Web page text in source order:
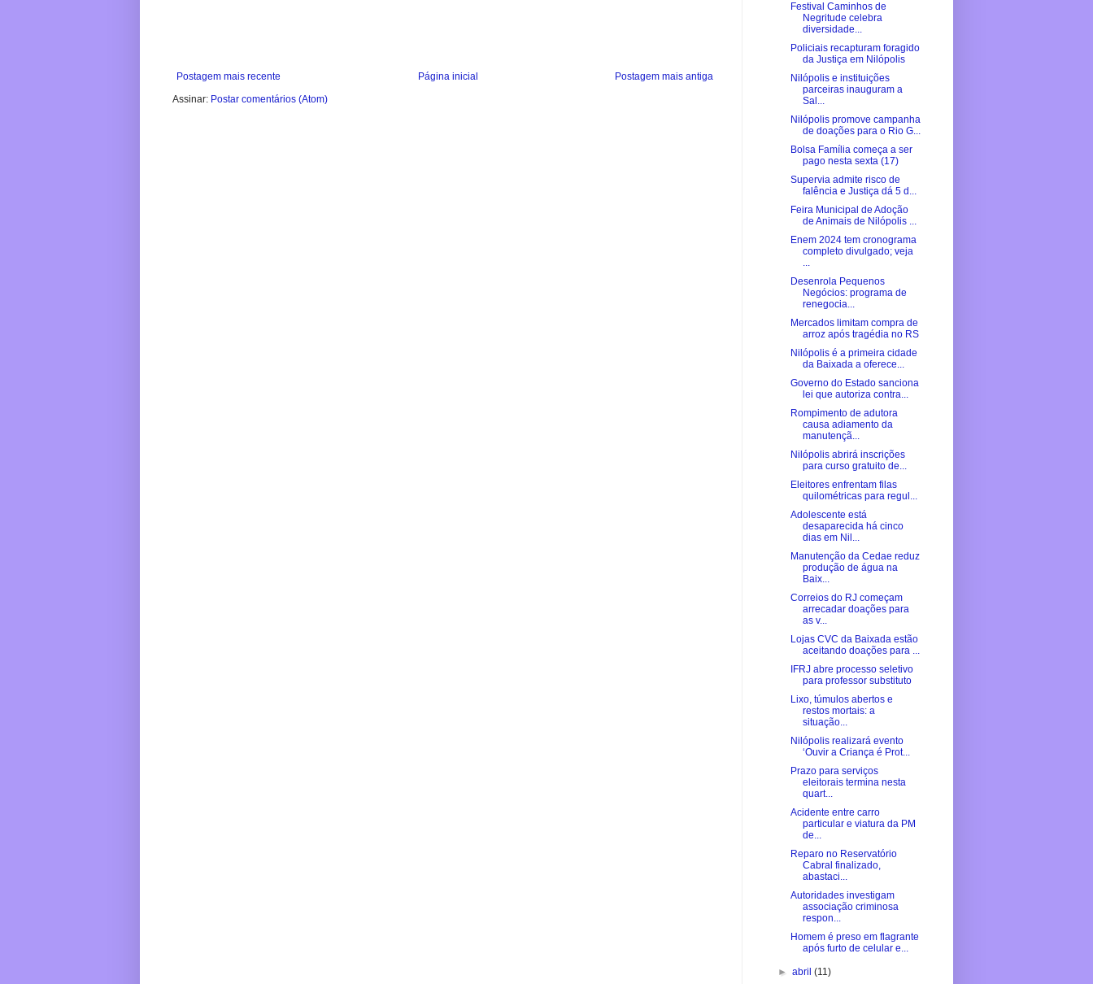
Postagem mais recente Postagem mais antiga
Página inicial
Assinar: Postar comentários (Atom)
Festival Caminhos de
Negritude celebra
diversidade...
Policiais recapturam foragido
da Justiça em Nilópolis
Nilópolis e instituições
parceiras inauguram a
Sal...
Nilópolis promove campanha
de doações para o Rio G...
Bolsa Família começa a ser
pago nesta sexta (17)
Supervia admite risco de
falência e Justiça dá 5 d...
Feira Municipal de Adoção
de Animais de Nilópolis ...
Enem 2024 tem cronograma
completo divulgado; veja
...
Desenrola Pequenos
Negócios: programa de
renegocia...
Mercados limitam compra de
arroz após tragédia no RS
Nilópolis é a primeira cidade
da Baixada a oferece...
Governo do Estado sanciona
lei que autoriza contra...
Rompimento de adutora
causa adiamento da
manutençã...
Nilópolis abrirá inscrições
para curso gratuito de...
Eleitores enfrentam filas
quilométricas para regul...
Adolescente está
desaparecida há cinco
dias em Nil...
Manutenção da Cedae reduz
produção de água na
Baix...
Correios do RJ começam
arrecadar doações para
as v...
Lojas CVC da Baixada estão
aceitando doações para ...
IFRJ abre processo seletivo
para professor substituto
Lixo, túmulos abertos e
restos mortais: a
situação...
Nilópolis realizará evento
‘Ouvir a Criança é Prot...
Prazo para serviços
eleitorais termina nesta
quart...
Acidente entre carro
particular e viatura da PM
de...
Reparo no Reservatório
Cabral finalizado,
abastaci...
Autoridades investigam
associação criminosa
respon...
Homem é preso em flagrante
após furto de celular e...
►abril(11)